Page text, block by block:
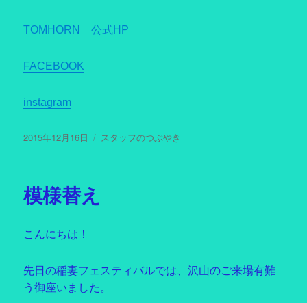
TOMHORN 公式HP
FACEBOOK
instagram
投
2015年12月16日
カ
スタッフのつぶやき
模様替え
こんにちは！
先日の稲妻フェスティバルでは、沢山のご来場有難
う御座いました。